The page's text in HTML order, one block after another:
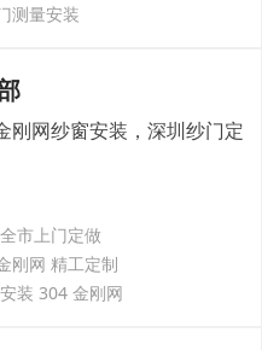
测量安装
刚网纱窗安装，深圳纱门定
市上门定做
刚网 精工定制
装 304 金刚网